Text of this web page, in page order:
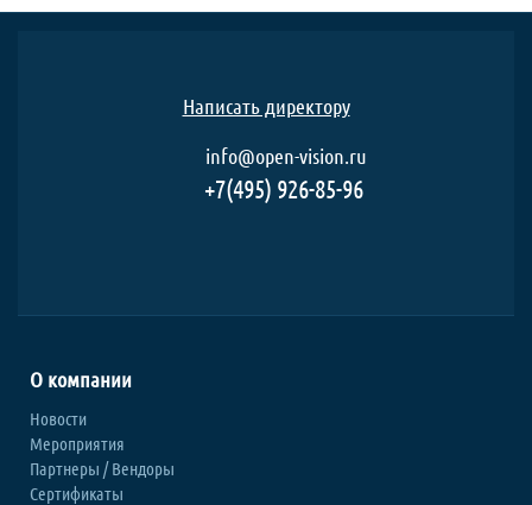
Написать директору
info@open-vision.ru
+7(495) 926-85-96
О компании
Новости
Мероприятия
Партнеры / Вендоры
Сертификаты